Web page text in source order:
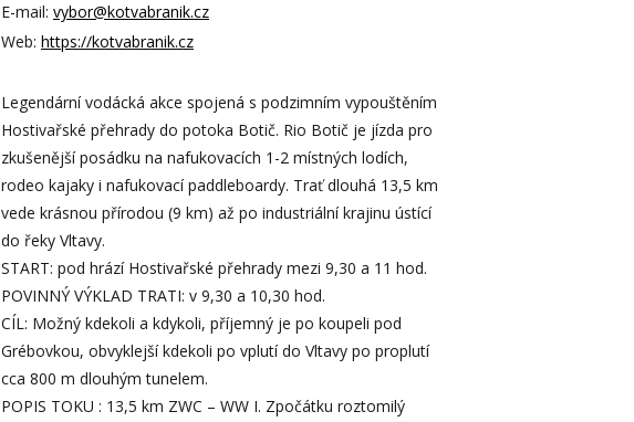
E-mail: vybor@kotvabranik.cz
Web: https://kotvabranik.cz
Legendární vodácká akce spojená s podzimním vypouštěním
Hostivařské přehrady do potoka Botič. Rio Botič je jízda pro
zkušenější posádku na nafukovacích 1-2 místných lodích,
rodeo kajaky i nafukovací paddleboardy. Trať dlouhá 13,5 km
vede krásnou přírodou (9 km) až po industriální krajinu ústící
do řeky Vltavy.
START: pod hrází Hostivařské přehrady mezi 9,30 a 11 hod.
POVINNÝ VÝKLAD TRATI: v 9,30 a 10,30 hod.
CÍL: Možný kdekoli a kdykoli, příjemný je po koupeli pod
Grébovkou, obvyklejší kdekoli po vplutí do Vltavy po proplutí
cca 800 m dlouhým tunelem.
POPIS TOKU : 13,5 km ZWC – WW I. Zpočátku roztomilý